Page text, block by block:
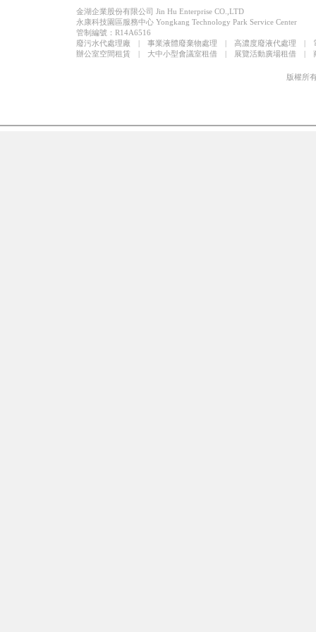
金湖企業股份有限公司 Jin Hu Enterprise CO.,LTD
永康科技園區服務中心 Yongkang Technology Park Service Center
管制編號：R14A6516
廢污水代處理廠 | 事業液體廢棄物處理 | 高濃度廢液代處理 |
辦公室空間租賃 | 大中小型會議室租借 | 展覽活動廣場租借 |
版權所